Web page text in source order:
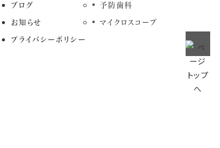
ブログ
お知らせ
プライバシーポリシー
予防歯科
マイクロスコープ